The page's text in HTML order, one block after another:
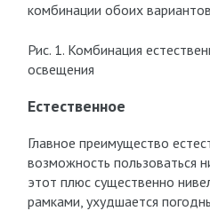
комбинации обоих
Рис. 1. Комбинация
освещения
Естественное
Главное преимущество
возможность пользоваться
этот плюс существенно
рамками, ухудшается